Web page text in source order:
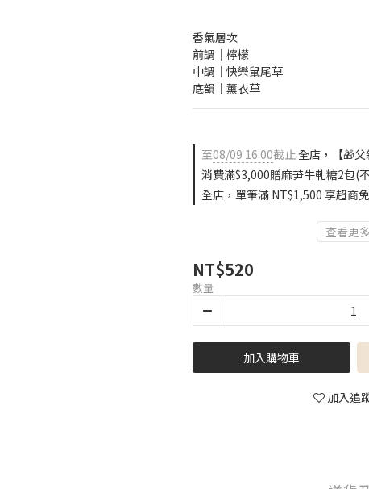
香氣層次
前調｜檸檬
中調｜快樂鼠尾草
底韻｜薰衣草
至08/09 16:00截止全店，【🎁
消費滿$3,000贈麻芛牛軋糖2包(
全店，單筆滿 NT$1,500 享超商
查看更多
NT$520
數量
加入購物車
加入追